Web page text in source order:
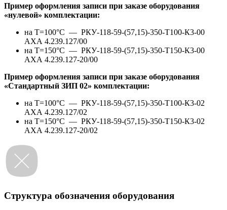
Пример оформления записи при заказе оборудования
«нулевой» комплектации:
на Т=100°С — РКУ-118-59-(57,15)-350-Т100-К3-00
АХА 4.239.127/00
на Т=150°С — РКУ-118-59-(57,15)-350-Т150-К3-00
АХА 4.239.127-20/00
Пример оформления записи при заказе оборудования
«Стандартный ЗИП 02» комплектации:
на Т=100°С — РКУ-118-59-(57,15)-350-Т100-К3-02
АХА 4.239.127/02
на Т=150°С — РКУ-118-59-(57,15)-350-Т150-К3-02
АХА 4.239.127-20/02
Структура обозначения оборудования